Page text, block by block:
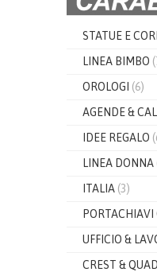
STATUE E
LINEA BIMBO
OROLOGI (6)
AGENDE &
IDEE REGALO
LINEA DONNA
ITALIA (3)
PORTACHIAVI
UFFICIO &
CREST &